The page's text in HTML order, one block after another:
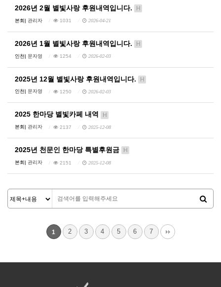
2026년 2월 별빛사랑 후원내역입니다. H
본회| 관리자 1031 2026-04-21
2026년 1월 별빛사랑 후원내역입니다. H
인천| 문자영 1254 2026-02-03
2025년 12월 별빛사랑 후원내역입니다. H
인천| 문자영 1250 2026-02-03
2025 한마당 별빛카페 내역 H
본회| 관리자 2137 2025-12-08
2025년 천문인 한마당 특별후원금 H
본회| 관리자 2151 2025-12-08
1 2 3 4 5 6 7